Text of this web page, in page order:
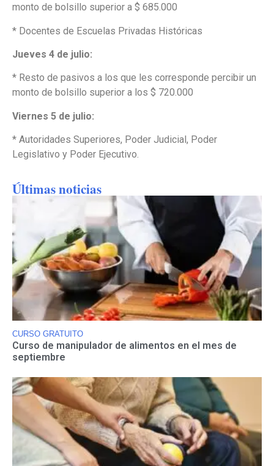
monto de bolsillo superior a $ 685.000
* Docentes de Escuelas Privadas Históricas
Jueves 4 de julio:
* Resto de pasivos a los que les corresponde percibir un
monto de bolsillo superior a los $ 720.000
Viernes 5 de julio:
* Autoridades Superiores, Poder Judicial, Poder
Legislativo y Poder Ejecutivo.
Últimas noticias
CURSO GRATUITO
Curso de manipulador de alimentos en el mes de
septiembre